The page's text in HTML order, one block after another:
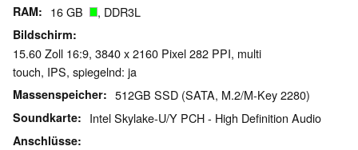
RAM 16 GB , DDR3L
Bildschirm
15.60 Zoll 16:9, 3840 x 2160 Pixel 282 PPI, multi
touch, IPS, spiegelnd: ja
Massenspeicher 512GB SSD (SATA, M.2/​M-Key 2280)
Soundkarte Intel Skylake-U/Y PCH - High Definition Audio
Anschlüsse